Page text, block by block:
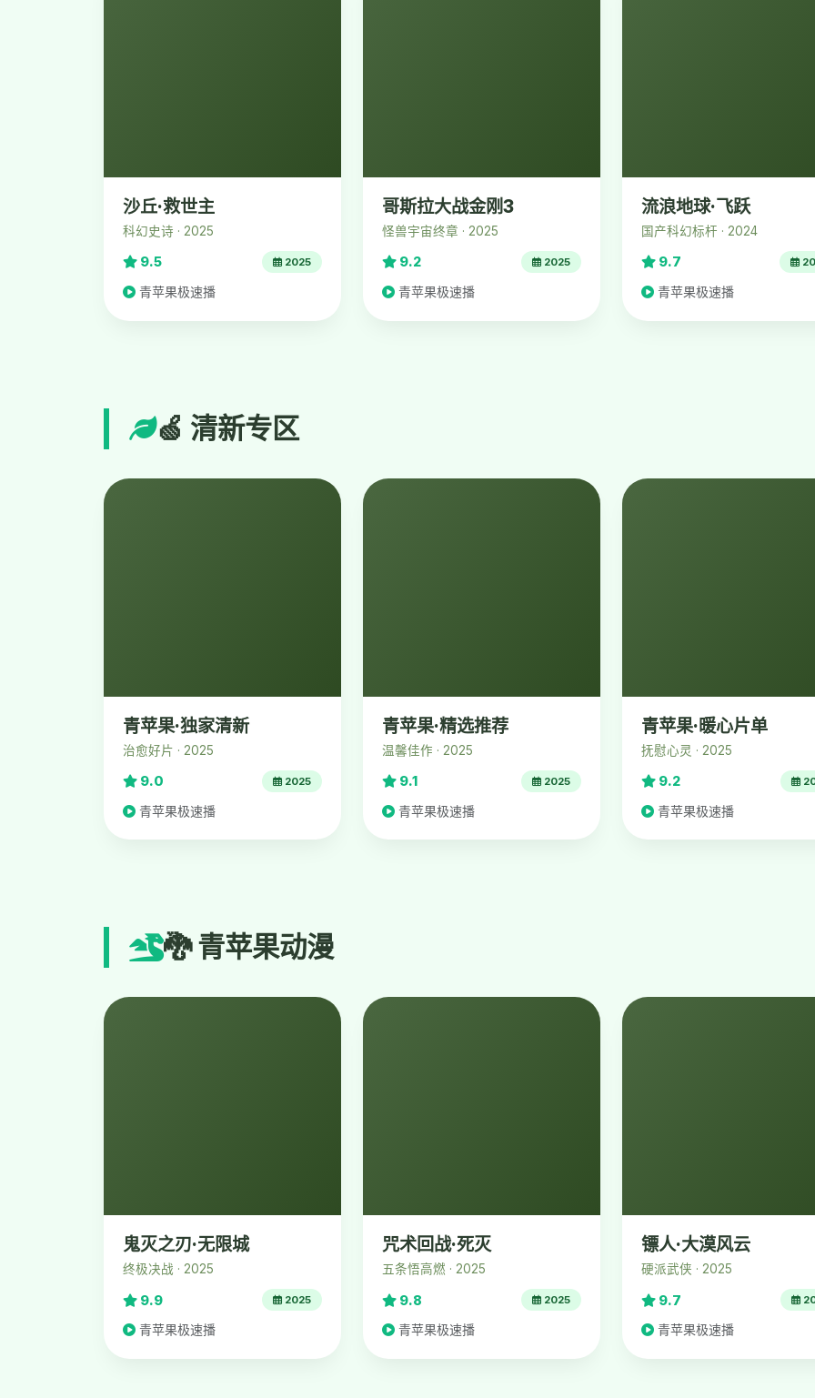
沙丘·救世主
科幻史诗 · 2025
9.5 2025
青苹果极速播
哥斯拉大战金刚3
怪兽宇宙终章 · 2025
9.2 2025
青苹果极速播
流浪地球·飞跃
国产科幻标杆 · 2024
9.7
青苹果极速播
🍏 清新专区
青苹果·独家清新
治愈好片 · 2025
9.0 2025
青苹果极速播
青苹果·精选推荐
温馨佳作 · 2025
9.1 2025
青苹果极速播
青苹果·暖心片单
抚慰心灵 · 2025
9.2
青苹果极速播
🐉 青苹果动漫
鬼灭之刃·无限城
终极决战 · 2025
9.9 2025
青苹果极速播
咒术回战·死灭
五条悟高燃 · 2025
9.8 2025
青苹果极速播
镖人·大漠风云
硬派武侠 · 2025
9.7
青苹果极速播